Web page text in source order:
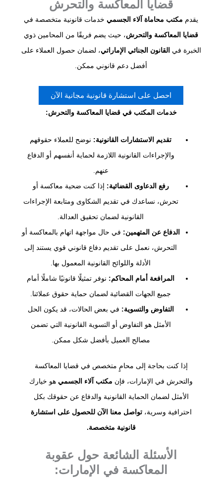
قضايا المعاكسة والتحرش
يقدم مكتب محاماة آلاء الجسمي خدمات قانونية متخصصة في
قضايا المعاكسة والتحرش، حيث يضم فريقًا من المحامين ذوي
الخبرة في القانون الجنائي الإماراتي، لضمان حصول العملاء على
أفضل دعم قانوني ممكن.
احصل على استشارة قانونية مجانية الآن
خدمات المكتب في قضايا المعاكسة والتحرش:
تقديم الاستشارات القانونية: نوضح للعملاء حقوقهم
والإجراءات القانونية اللازمة لحماية أنفسهم أو الدفاع
عنهم.
رفع الدعاوى القضائية: إذا كنت ضحية معاكسة أو
تحرش، نساعدك في تقديم الشكاوى ومتابعة الإجراءات
القانونية لضمان تحقيق العدالة.
الدفاع عن المتهمين: في حال مواجهة اتهام بالمعاكسة أو
التحرش، نعمل على تقديم دفاع قانوني قوي يستند إلى
الأدلة واللوائح القانونية المعمول بها.
المرافعة أمام المحاكم: نوفر تمثيلًا قانونيًا شاملًا أمام
جميع الجهات القضائية لضمان حماية حقوق عملائنا.
التفاوض والتسوية: في بعض الحالات، قد يكون الحل
الأمثل هو التفاوض أو التسوية القانونية التي تضمن
مصالح العميل بأفضل شكل ممكن.
إذا كنت بحاجة إلى محامٍ متخصص في قضايا المعاكسة
والتحرش في الإمارات، فإن مكتب آلاء الجسمي هو خيارك
الأمثل لضمان الحماية القانونية والدفاع عن حقوقك بكل
احترافية وسرية،تواصل معنا الآن للحصول على استشارة
قانونية متخصصة.
الأسئلة الشائعة حول عقوبة
المعاكسة في الإمارات: